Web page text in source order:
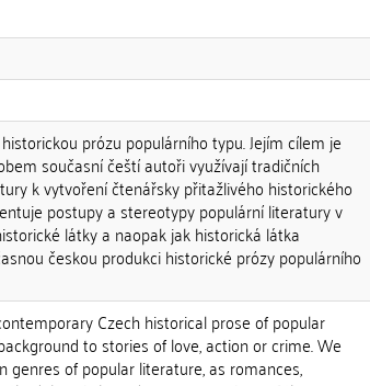
prózu populárního typu. Jejím cílem je
současní čeští autoři využívají tradičních
k vytvoření čtenářsky přitažlivého historického
postupy a stereotypy populární literatury v
látky a naopak jak historická látka
českou produkci historické prózy populárního
Czech historical prose of popular
to stories of love, action or crime. We
of popular literature, as romances,